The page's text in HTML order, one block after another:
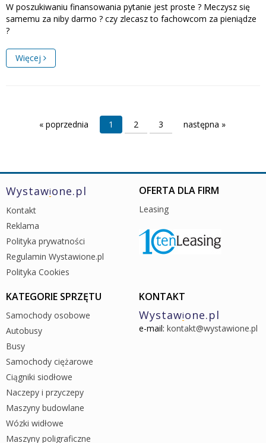
W poszukiwaniu finansowania pytanie jest proste ? Meczysz się
samemu za niby darmo ? czy zlecasz to fachowcom za pieniądze
?
Więcej
« poprzednia 1 2 3 następna »
Wystawione.pl
Kontakt
Reklama
Polityka prywatności
Regulamin Wystawione.pl
Polityka Cookies
OFERTA DLA FIRM
Leasing
KATEGORIE SPRZĘTU
Samochody osobowe
Autobusy
Busy
Samochody ciężarowe
Ciągniki siodłowe
Naczepy i przyczepy
Maszyny budowlane
Wózki widłowe
Maszyny poligraficzne
KONTAKT
Wystawione.pl
e-mail: kontakt@wystawione.pl